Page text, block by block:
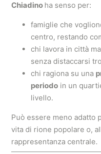
Chiadino ha senso per:
famiglie che
centro, restando
chi lavora in città
senza distaccarsi
chi ragiona su una
periodo in un
livello.
Può essere meno adatto
vita di rione popolare o,
rappresentanza centrale.